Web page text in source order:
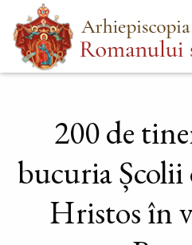
Mergi
la
conţinutul
Main
menu
200 de
bucuria Școlii
Hristos în